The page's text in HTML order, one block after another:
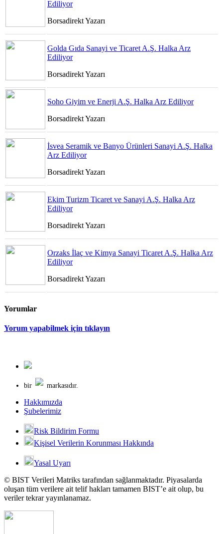
Ediliyor
Borsadirekt Yazarı
Golda Gıda Sanayi ve Ticaret A.Ş. Halka Arz
Ediliyor
Borsadirekt Yazarı
Soho Giyim ve Enerji A.Ş. Halka Arz Ediliyor
Borsadirekt Yazarı
İsvea Seramik ve Banyo Ürünleri Sanayi A.Ş. Halka
Arz Ediliyor
Borsadirekt Yazarı
Ekim Turizm Ticaret ve Sanayi A.Ş. Halka Arz
Ediliyor
Borsadirekt Yazarı
Orzaks İlaç ve Kimya Sanayi Ticaret A.Ş. Halka Arz
Ediliyor
Borsadirekt Yazarı
Yorumlar
Yorum yapabilmek için tıklayın
bir markasıdır.
Hakkımızda
Şubelerimiz
Risk Bildirim Formu
Kişisel Verilerin Korunması Hakkında
Yasal Uyarı
© BIST Verileri Matriks tarafından sağlanmaktadır. Piyasalarda
oluşan tüm verilere ait telif hakları tamamen BIST’e ait olup, bu
veriler tekrar yayınlanamaz.